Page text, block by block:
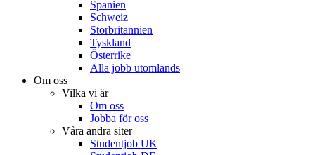
Spanien
Schweiz
Storbritannien
Tyskland
Österrike
Alla jobb utomlands
Om oss
Vilka vi är
Om oss
Jobba för oss
Våra andra siter
Studentjob UK